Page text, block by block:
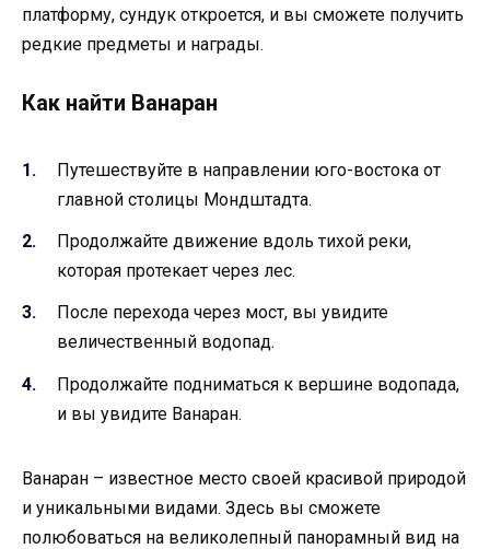
платформу, сундук откроется, и вы сможете получить
редкие предметы и награды.
Как найти Ванаран
Путешествуйте в направлении юго-востока от
главной столицы Мондштадта.
Продолжайте движение вдоль тихой реки,
которая протекает через лес.
После перехода через мост, вы увидите
величественный водопад.
Продолжайте подниматься к вершине водопада,
и вы увидите Ванаран.
Ванаран – известное место своей красивой природой
и уникальными видами. Здесь вы сможете
полюбоваться на великолепный панорамный вид на